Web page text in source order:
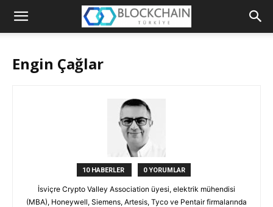
Blockchain
Platformu
Engin Çağlar
10 HABERLER 0 YORUMLAR
İsviçre Crypto Valley Association üyesi, elektrik mühendisi
(MBA), Honeywell, Siemens, Artesis, Tyco ve Pentair firmalarında